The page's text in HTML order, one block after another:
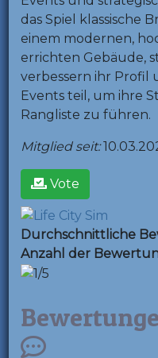
das Spiel klassische
einem modernen,
errichten Gebäude,
verbessern ihr Profil
Events teil, um ihre
Rangliste zu führen.
Mitglied seit:
Vote
Durchschnittliche
Anzahl der